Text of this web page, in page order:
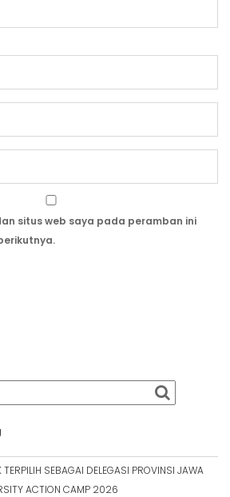
situs web saya pada peramban ini
SEBAGAI DELEGASI PROVINSI JAWA
ACTION CAMP 2026